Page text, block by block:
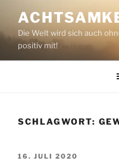
Inhalt
springenDie Welt wird sich auch
positiv mit!
SCHLAGWORT:
VERÖFFENTLICHT
16. JULI 2020